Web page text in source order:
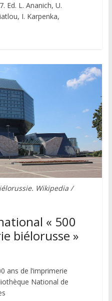
Ed. L. Ananich, U.
I. Karpenka,
Wikipedia /
« 500
biélorusse »
ans de l’imprimerie
National de